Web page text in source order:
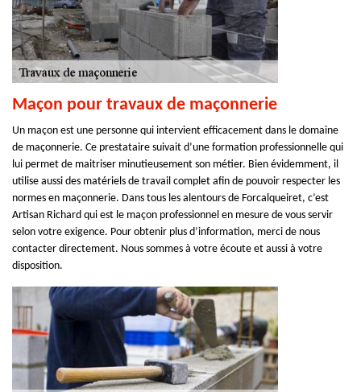
Maçon pour travaux de maçonnerie
Un maçon est une personne qui intervient efficacement dans le domaine
de maçonnerie. Ce prestataire suivait d’une formation professionnelle qui
lui permet de maitriser minutieusement son métier. Bien évidemment, il
utilise aussi des matériels de travail complet afin de pouvoir respecter les
normes en maçonnerie. Dans tous les alentours de Forcalqueiret, c’est
Artisan Richard qui est le maçon professionnel en mesure de vous servir
selon votre exigence. Pour obtenir plus d’information, merci de nous
contacter directement. Nous sommes à votre écoute et aussi à votre
disposition.